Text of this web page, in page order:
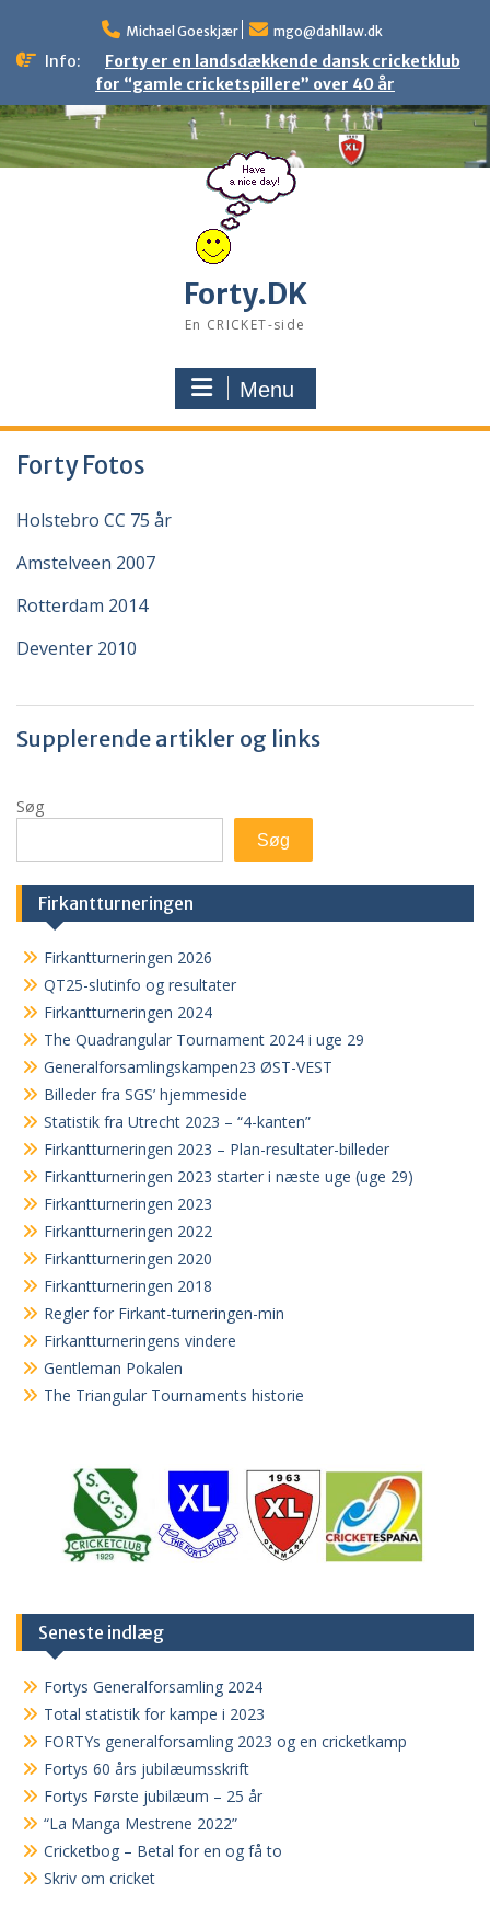
content
Michael Goeskjær mgo@dahllaw.dk
Info:
Forty er en landsdækkende dansk cricketklub
for “gamle cricketspillere” over 40 år
Forty.DK
En CRICKET-side
Menu
Forty Fotos
Holstebro CC 75 år
Amstelveen 2007
Rotterdam 2014
Deventer 2010
Supplerende artikler og links
Søg
Søg
Firkantturneringen
Firkantturneringen 2026
QT25-slutinfo og resultater
Firkantturneringen 2024
The Quadrangular Tournament 2024 i uge 29
Generalforsamlingskampen23 ØST-VEST
Billeder fra SGS’ hjemmeside
Statistik fra Utrecht 2023 – “4-kanten”
Firkantturneringen 2023 – Plan-resultater-billeder
Firkantturneringen 2023 starter i næste uge (uge 29)
Firkantturneringen 2023
Firkantturneringen 2022
Firkantturneringen 2020
Firkantturneringen 2018
Regler for Firkant-turneringen-min
Firkantturneringens vindere
Gentleman Pokalen
The Triangular Tournaments historie
Seneste indlæg
Fortys Generalforsamling 2024
Total statistik for kampe i 2023
FORTYs generalforsamling 2023 og en cricketkamp
Fortys 60 års jubilæumsskrift
Fortys Første jubilæum – 25 år
“La Manga Mestrene 2022”
Cricketbog – Betal for en og få to
Skriv om cricket